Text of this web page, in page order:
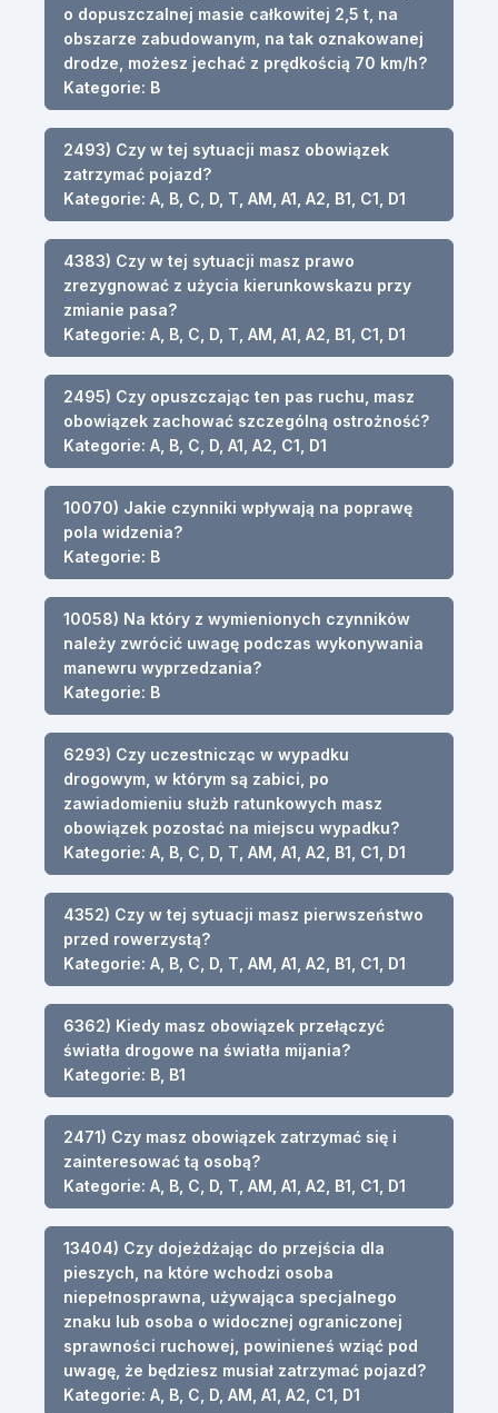
o dopuszczalnej masie całkowitej 2,5 t, na
obszarze zabudowanym, na tak oznakowanej
drodze, możesz jechać z prędkością 70 km/h?
Kategorie: B
2493) Czy w tej sytuacji masz obowiązek
zatrzymać pojazd?
Kategorie: A, B, C, D, T, AM, A1, A2, B1, C1, D1
4383) Czy w tej sytuacji masz prawo
zrezygnować z użycia kierunkowskazu przy
zmianie pasa?
Kategorie: A, B, C, D, T, AM, A1, A2, B1, C1, D1
2495) Czy opuszczając ten pas ruchu, masz
obowiązek zachować szczególną ostrożność?
Kategorie: A, B, C, D, A1, A2, C1, D1
10070) Jakie czynniki wpływają na poprawę
pola widzenia?
Kategorie: B
10058) Na który z wymienionych czynników
należy zwrócić uwagę podczas wykonywania
manewru wyprzedzania?
Kategorie: B
6293) Czy uczestnicząc w wypadku
drogowym, w którym są zabici, po
zawiadomieniu służb ratunkowych masz
obowiązek pozostać na miejscu wypadku?
Kategorie: A, B, C, D, T, AM, A1, A2, B1, C1, D1
4352) Czy w tej sytuacji masz pierwszeństwo
przed rowerzystą?
Kategorie: A, B, C, D, T, AM, A1, A2, B1, C1, D1
6362) Kiedy masz obowiązek przełączyć
światła drogowe na światła mijania?
Kategorie: B, B1
2471) Czy masz obowiązek zatrzymać się i
zainteresować tą osobą?
Kategorie: A, B, C, D, T, AM, A1, A2, B1, C1, D1
13404) Czy dojeżdżając do przejścia dla
pieszych, na które wchodzi osoba
niepełnosprawna, używająca specjalnego
znaku lub osoba o widocznej ograniczonej
sprawności ruchowej, powinieneś wziąć pod
uwagę, że będziesz musiał zatrzymać pojazd?
Kategorie: A, B, C, D, AM, A1, A2, C1, D1